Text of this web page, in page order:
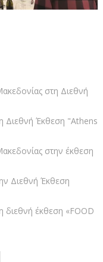
στη Διεθνή
Διεθνή Έκθεση "Athens
στην έκθεση
Διεθνή Έκθεση
διεθνή έκθεση «FOOD